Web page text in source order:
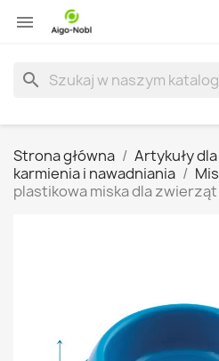

search
Strona główna Artykuły
karmienia i nawadniania
plastikowa miska dla zwierząt